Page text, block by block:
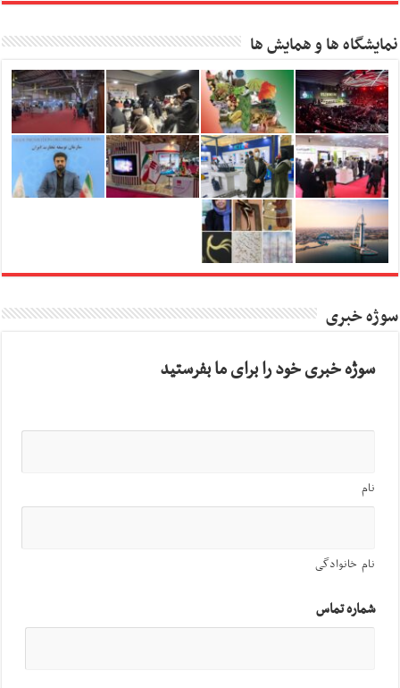
نمایشگاه ها و همایش ها
سوژه خبری
سوژه خبری خود را برای ما بفرستید
نام
نام خانوادگی
شماره تماس